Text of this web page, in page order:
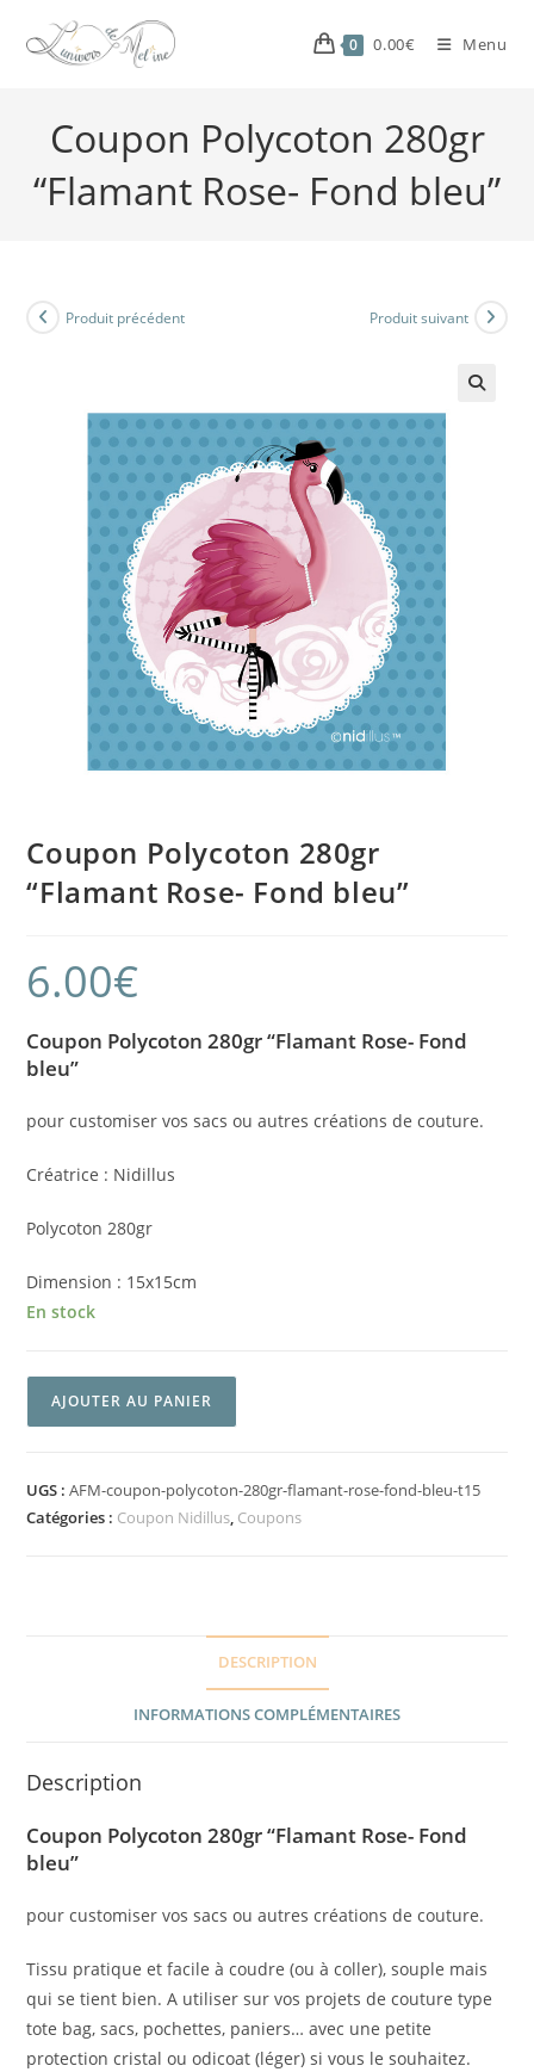
0 0.00€ Menu
Coupon Polycoton 280gr
“Flamant Rose- Fond bleu”
Produit précédent Produit suivant
Coupon Polycoton 280gr
“Flamant Rose- Fond bleu”
6.00€
Coupon Polycoton 280gr “Flamant Rose- Fond
bleu”
pour customiser vos sacs ou autres créations de couture.
Créatrice : Nidillus
Polycoton 280gr
Dimension : 15x15cm
En stock
AJOUTER AU PANIER
UGS :AFM-coupon-polycoton-280gr-flamant-rose-fond-bleu-t15
Catégories : Coupon Nidillus, Coupons
DESCRIPTION
INFORMATIONS COMPLÉMENTAIRES
Description
Coupon Polycoton 280gr “Flamant Rose- Fond
bleu”
pour customiser vos sacs ou autres créations de couture.
Tissu pratique et facile à coudre (ou à coller), souple mais
qui se tient bien. A utiliser sur vos projets de couture type
tote bag, sacs, pochettes, paniers… avec une petite
protection cristal ou odicoat (léger) si vous le souhaitez.